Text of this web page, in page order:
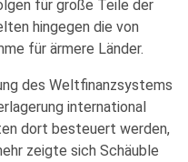
für große Teile der
hingegen die von
für ärmere Länder.
des Weltfinanzsystems
international
dort besteuert werden,
zeigte sich Schäuble